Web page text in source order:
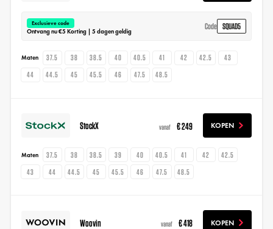
Exclusieve code
Ontvang nu €5 Korting | 5 dagen geldig
Code SQUAD5
Maten 37.5 38 38.5 40 40.5 41 42 42.5
43
44
44.5 45 45.5 46 47.5 48.5
StockX vanaf € 249 KOPEN
Maten 37.5 38 38.5 39 40 40.5 41 42
42.5
43
44 44.5 45 45.5 46 47.5 48.5
Woovin vanaf € 418 KOPEN